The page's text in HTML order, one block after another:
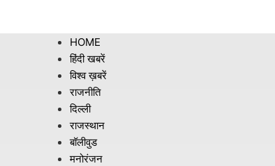
HOME
हिंदी खबरें
विश्व ख़बरें
राजनीति
दिल्ली
राजस्थान
बॉलीवुड
मनोरंजन